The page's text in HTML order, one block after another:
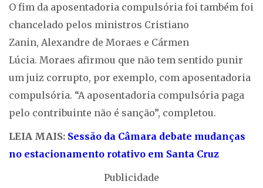
O fim da aposentadoria compulsória foi também foi
chancelado pelos ministros Cristiano
Zanin, Alexandre de Moraes e Cármen
Lúcia. Moraes afirmou que não tem sentido punir
um juiz corrupto, por exemplo, com aposentadoria
compulsória. “A aposentadoria compulsória paga
pelo contribuinte não é sanção”, completou.
LEIA MAIS: Sessão da Câmara debate mudanças
no estacionamento rotativo em Santa Cruz
Publicidade